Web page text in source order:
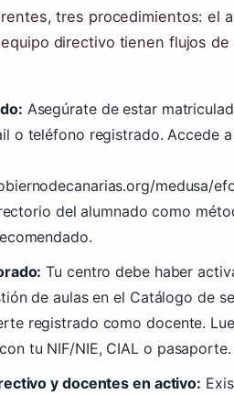
tres procedimientos: el
directivo tienen flujos de
Asegúrate de estar
o teléfono registrado. Accede
medusa/
del alumnado como
Tu centro debe haber
de aulas en el Catálogo de
registrado como docente.
tu NIF/NIE, CIAL o pasaporte.
y docentes en activo: